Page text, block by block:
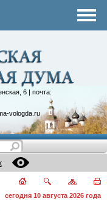
6 | почта:
vologda.ru
сегодня 10 августа 2026 года